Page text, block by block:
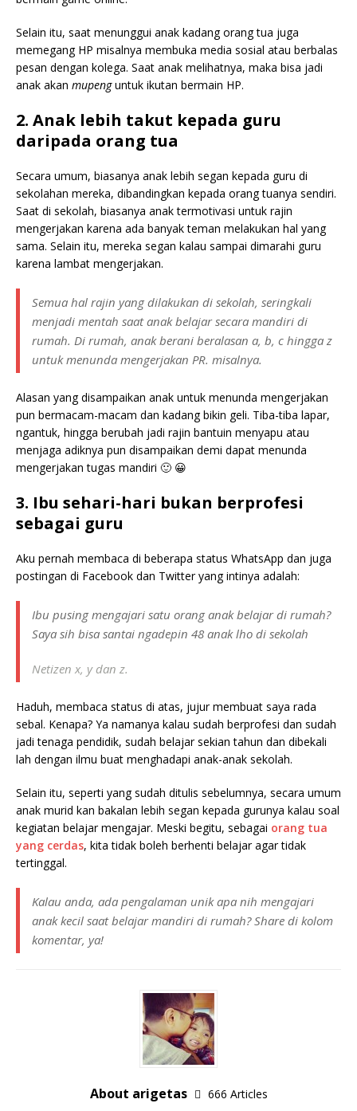
Selain itu, saat menunggui anak kadang orang tua juga
memegang HP misalnya membuka media sosial atau berbalas
pesan dengan kolega. Saat anak melihatnya, maka bisa jadi
anak akan mupenguntuk ikutan bermain HP.
2. Anak lebih takut kepada guru
daripada orang tua
Secara umum, biasanya anak lebih segan kepada guru di
sekolahan mereka, dibandingkan kepada orang tuanya sendiri.
Saat di sekolah, biasanya anak termotivasi untuk rajin
mengerjakan karena ada banyak teman melakukan hal yang
sama. Selain itu, mereka segan kalau sampai dimarahi guru
karena lambat mengerjakan.
Semua hal rajin yang dilakukan di sekolah, seringkali
menjadi mentah saat anak belajar secara mandiri di
rumah. Di rumah, anak berani beralasan a, b, c hingga z
untuk menunda mengerjakan PR. misalnya.
Alasan yang disampaikan anak untuk menunda mengerjakan
pun bermacam-macam dan kadang bikin geli. Tiba-tiba lapar,
ngantuk, hingga berubah jadi rajin bantuin menyapu atau
menjaga adiknya pun disampaikan demi dapat menunda
mengerjakan tugas mandiri 🙂 😀
3. Ibu sehari-hari bukan berprofesi
sebagai guru
Aku pernah membaca di beberapa status WhatsApp dan juga
postingan di Facebook dan Twitter yang intinya adalah:
Ibu pusing mengajari satu orang anak belajar di rumah?
Saya sih bisa santai ngadepin 48 anak lho di sekolah
Netizen x, y dan z.
Haduh, membaca status di atas, jujur membuat saya rada
sebal. Kenapa? Ya namanya kalau sudah berprofesi dan sudah
jadi tenaga pendidik, sudah belajar sekian tahun dan dibekali
lah dengan ilmu buat menghadapi anak-anak sekolah.
Selain itu, seperti yang sudah ditulis sebelumnya, secara umum
anak murid kan bakalan lebih segan kepada gurunya kalau soal
kegiatan belajar mengajar. Meski begitu, sebagai orang tua
yang cerdas, kita tidak boleh berhenti belajar agar tidak
tertinggal.
Kalau anda, ada pengalaman unik apa nih mengajari
anak kecil saat belajar mandiri di rumah? Share di kolom
komentar, ya!
About arigetas
666 Articles